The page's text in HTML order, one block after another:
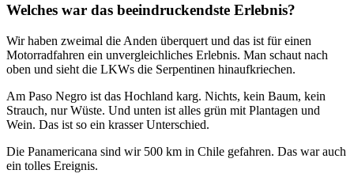
Welches war das beeindruckendste Erlebnis?
Wir haben zweimal die Anden überquert und das ist für einen
Motorradfahren ein unvergleichliches Erlebnis. Man schaut nach
oben und sieht die LKWs die Serpentinen hinaufkriechen.
Am Paso Negro ist das Hochland karg. Nichts, kein Baum, kein
Strauch, nur Wüste. Und unten ist alles grün mit Plantagen und
Wein. Das ist so ein krasser Unterschied.
Die Panamericana sind wir 500 km in Chile gefahren. Das war auch
ein tolles Ereignis.